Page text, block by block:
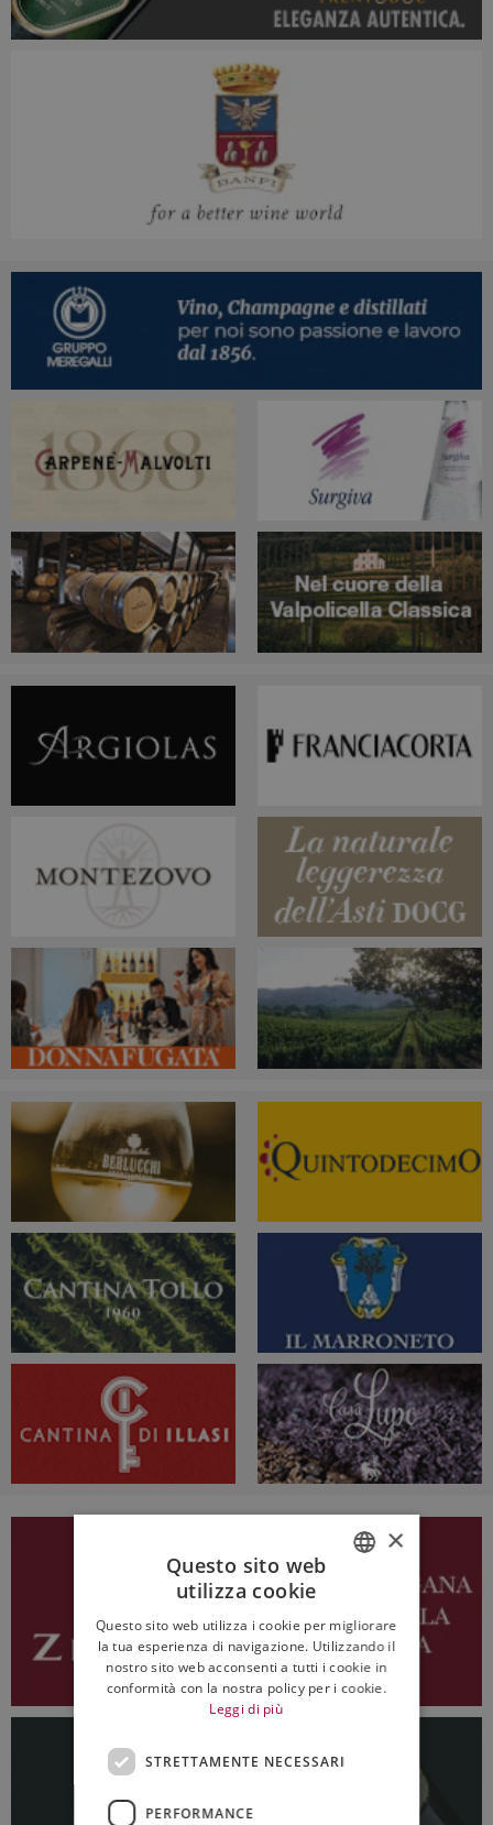
ENGLISH
×
Questo sito web
utilizza cookie
Questo sito web utilizza i cookie per migliorare
la tua esperienza di navigazione. Utilizzando il
nostro sito web acconsenti a tutti i cookie in
conformità con la nostra policy per i cookie.
Leggi di più
STRETTAMENTE NECESSARI
PERFORMANCE